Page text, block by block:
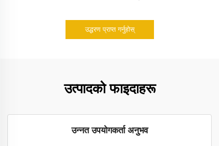
उद्धरण प्राप्त गर्नुहोस्
उत्पादको फाइदाहरू
उन्नत उपयोगकर्ता अनुभव